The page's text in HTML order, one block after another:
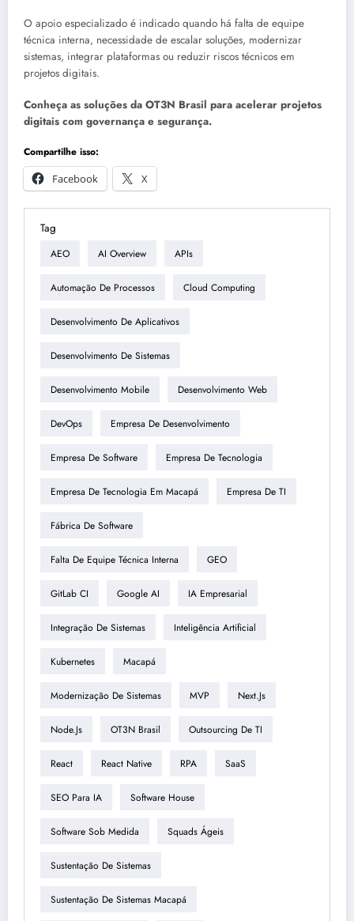
O apoio especializado é indicado quando há falta de equipe
técnica interna, necessidade de escalar soluções, modernizar
sistemas, integrar plataformas ou reduzir riscos técnicos em
projetos digitais.
Conheça as soluções da OT3N Brasil para acelerar projetos
digitais com governança e segurança.
Compartilhe isso:
Facebook
X
Tag
AEO AI Overview APIs
Automação De Processos Cloud Computing
Desenvolvimento De Aplicativos
Desenvolvimento De Sistemas
Desenvolvimento Mobile Desenvolvimento Web
DevOps Empresa De Desenvolvimento
Empresa De Software Empresa De Tecnologia
Empresa De Tecnologia Em Macapá Empresa De TI
Fábrica De Software
Falta De Equipe Técnica Interna GEO
GitLab CI Google AI IA Empresarial
Integração De Sistemas Inteligência Artificial
Kubernetes Macapá
Modernização De Sistemas MVP Next.js
Node.js OT3N Brasil Outsourcing De TI
React React Native RPA SaaS
SEO Para IA Software House
Software Sob Medida Squads Ágeis
Sustentação De Sistemas
Sustentação De Sistemas Macapá